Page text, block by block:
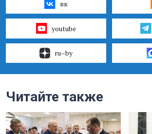
вк
youtube
ru–by
Читайте также